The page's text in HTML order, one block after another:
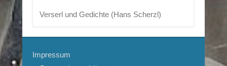
Verserl und Gedichte (Hans Scherzl)
Impressum